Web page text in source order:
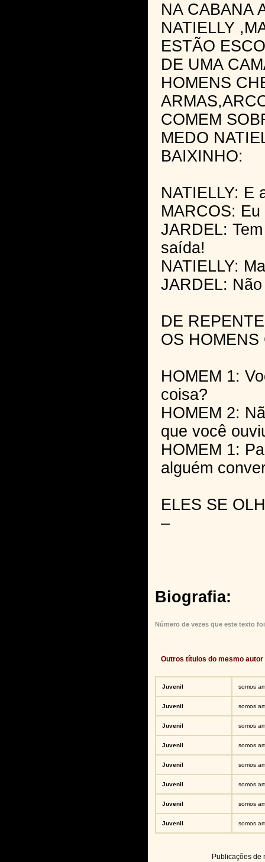
NA CABANA
NATIELLY
ESTÃO
DE UMA
HOMENS
COMEM
MEDO
BAIXINHO:
NATIELLY: E
MARCOS:
JARDEL:
saída!
NATIELLY:
JARDEL:
DE
OS
HOMEM 1:
coisa?
HOMEM 2:
que você
HOMEM 1:
alguém
ELES SE
–
Biografia:
Número de vezes que este texto
Outros títulos do mesmo autor
Juvenil somos
Juvenil somos
Juvenil somos
Juvenil somos
Juvenil somos
Juvenil somos
Juvenil somos
Juvenil somos
Publicações de